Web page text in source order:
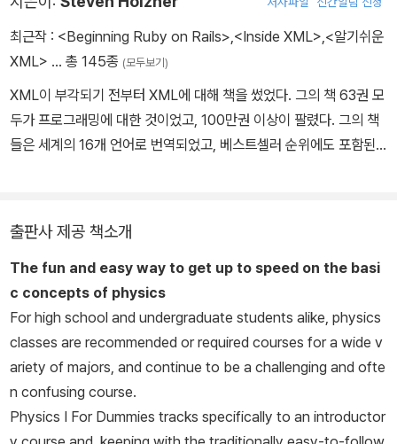
최근작 : <Beginning Ruby on Rails>,<Inside XML>,<알기쉬운
XML> … 총 145종 (모두보기)
XML이 부각되기 전부터 XML에 대해 책을 썼었다. 그의 책 63권 모
두가 프로그래밍에 대한 것이었고, 100만권 이상이 팔렸다. 그의 책
들은 세계의 16개 언어로 번역되었고, 베스트셀러 순위에도 포함된
법인 조직 세미나나 강의를 하고 있다.
출판사 제공 책소개
The fun and easy way to get up to speed on the basi
c concepts of physics
For high school and undergraduate students alike, physics
classes are recommended or required courses for a wide v
ariety of majors, and continue to be a challenging and ofte
n confusing course.
Physics I For Dummies tracks specifically to an introductor